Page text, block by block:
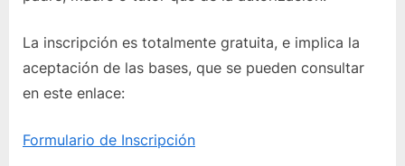
La inscripción es totalmente gratuita, e implica la
aceptación de las bases, que se pueden consultar
en este enlace:
Formulario de Inscripción